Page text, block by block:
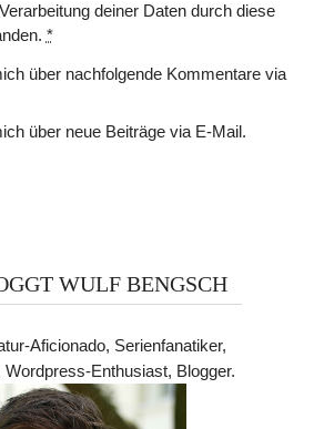
deiner Daten durch diese
*
über nachfolgende Kommentare via
über neue Beiträge via E-Mail.
WULF BENGSCH
Aficionado, Serienfanatiker,
Enthusiast, Blogger.